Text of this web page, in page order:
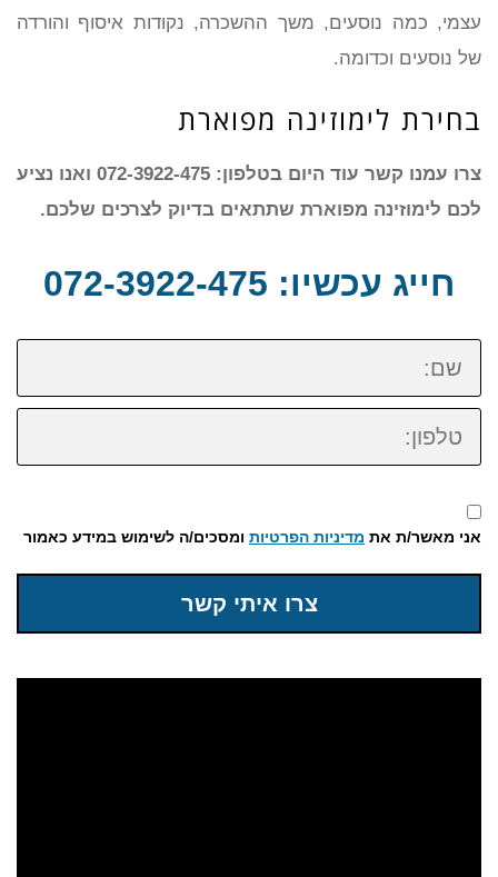
עצמי, כמה נוסעים, משך ההשכרה, נקודות איסוף והורדה
של נוסעים וכדומה.
בחירת לימוזינה מפוארת
צרו עמנו קשר עוד היום בטלפון: 072-3922-475 ואנו נציע
לכם לימוזינה מפוארת שתתאים בדיוק לצרכים שלכם.
חייג עכשיו: 072-3922-475
שם:
טלפון:
אני מאשר/ת את מדיניות הפרטיות ומסכים/ה לשימוש במידע כאמור
צרו איתי קשר